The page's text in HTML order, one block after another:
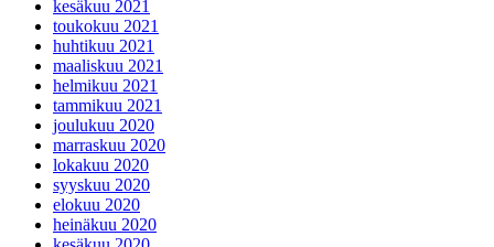
kesäkuu 2021
toukokuu 2021
huhtikuu 2021
maaliskuu 2021
helmikuu 2021
tammikuu 2021
joulukuu 2020
marraskuu 2020
lokakuu 2020
syyskuu 2020
elokuu 2020
heinäkuu 2020